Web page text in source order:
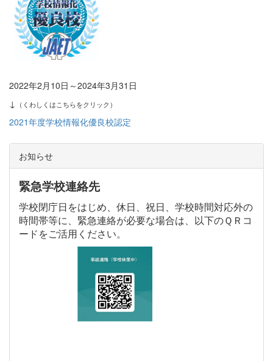
2022年2月10日～2024年3月31日
↓ （くわしくはこちらをクリック）
2021年度学校情報化優良校認定
お知らせ
緊急学校連絡先
学校閉庁日をはじめ、休日、祝日、学校時間対応外の
時間帯等に、緊急連絡が必要な場合は、以下のＱＲコ
ードをご活用ください。